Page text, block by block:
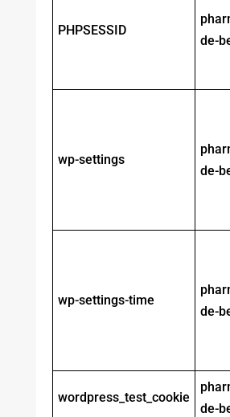
PHPSESSID
de-
wp-settings
de-
wp-settings-time
de-
wordpress_test_cookie
de-